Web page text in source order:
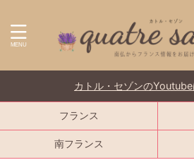
カトル・セゾンのYoutube
フランス
南フランス